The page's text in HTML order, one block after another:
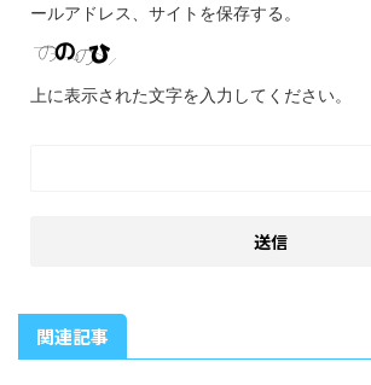
ールアドレス、サイトを保存する。
上に表示された文字を入力してください。
関連記事